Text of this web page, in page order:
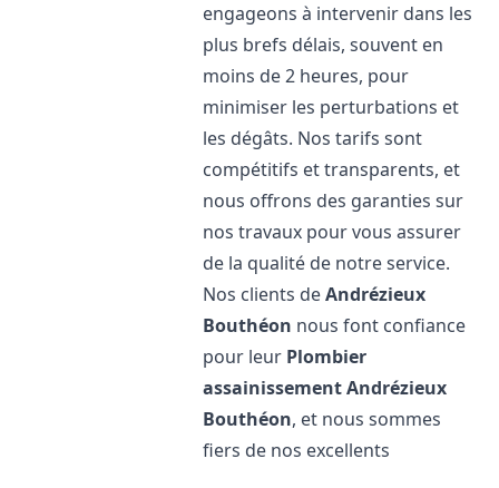
engageons à intervenir dans les
plus brefs délais, souvent en
moins de 2 heures, pour
minimiser les perturbations et
les dégâts. Nos tarifs sont
compétitifs et transparents, et
nous offrons des garanties sur
nos travaux pour vous assurer
de la qualité de notre service.
Nos clients deAndrézieux
Bouthéon nous font confiance
pour leur Plombier
assainissementAndrézieux
Bouthéon, et nous sommes
fiers de nos excellents